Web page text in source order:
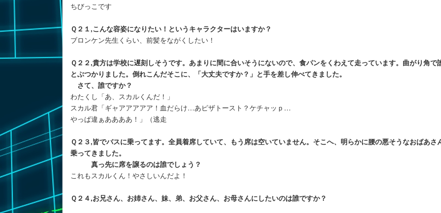
ちびっこです
Ｑ２１,こんな容姿になりたい！というキャラクターはいますか？
ブロンケン先生くらい、前髪をながくしたい！
Ｑ２２,貴方は学校に遅刻しそうです。あまりに間に合いそうにないので、食パンをくわえて走っています。曲がり角で
とぶつかりました。倒れこんだそこに、「大丈夫ですか？」と手を差し伸べてきました。
さて、誰ですか？
わたくし「あ、スカルくんだ！」
スカル君「ギャアアアアア！血だらけ…あピザトースト？ケチャッｐ…
やっぱ違ぁああああ！」（逃走
Ｑ２３,皆でバスに乗ってます。全員着席していて、もう席は空いていません。そこへ、明らかに腰の悪そうなおばあさ
乗ってきました。
真っ先に席を譲るのは誰でしょう？
これもスカルくん！やさしいんだよ！
Ｑ２４,お兄さん、お姉さん、妹、弟、お父さん、お母さんにしたいのは誰ですか？